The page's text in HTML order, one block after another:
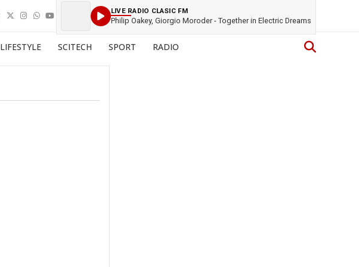
LIVE RADIO CLASIC FM
Philip Oakey, Giorgio Moroder - Together in Electric Dreams
LIFESTYLE SCITECH SPORT RADIO